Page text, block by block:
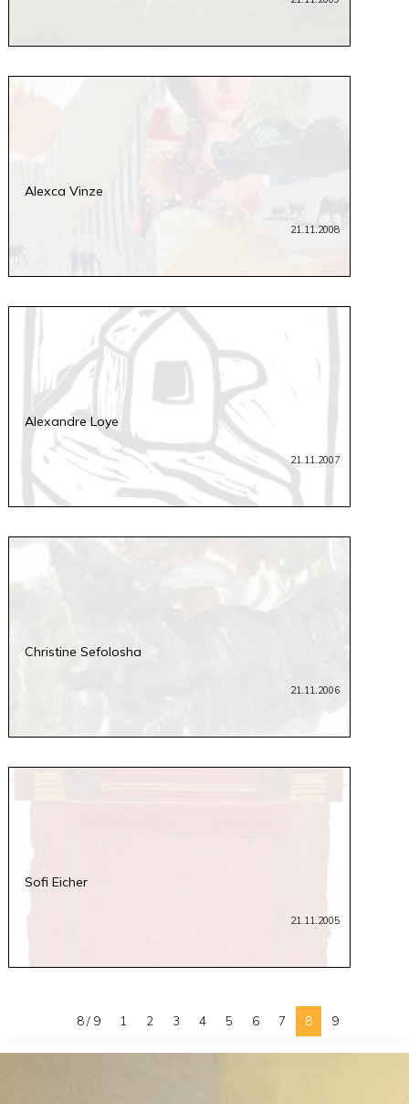
Alexca Vinze
21.11.2008
Alexandre Loye
21.11.2007
Christine Sefolosha
21.11.2006
Sofi Eicher
21.11.2005
8 / 9 1 2 3 4 5 6 7 8 9